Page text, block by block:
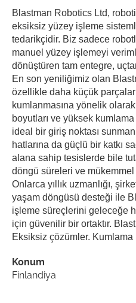
Blastman Robotics Ltd,
eksiksiz yüzey işleme
tedarikçidir. Biz sadece
manuel yüzey işlemeyi
dönüştüren tam entegre,
En son yeniliğimiz olan
özellikle daha küçük
kumlanmasına yönelik
boyutları ve yüksek
ideal bir giriş noktası
hatlarına da güçlü bir katkı
alana sahip tesislerde bile
döngü süreleri ve
Onlarca yıllık uzmanlığı,
yaşam döngüsü desteği ile
işleme süreçlerini geleceğe
için güvenilir bir ortaktır.
Eksiksiz çözümler. Kumlama
Konum
Finlandiya